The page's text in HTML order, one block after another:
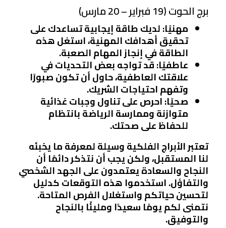
برج الحوت (19 فبراير – 20 مارس)
مهنيًا: لديك طاقة إيجابية تساعدك على
تحقيق أهدافك المهنية، استغل هذه
الطاقة في إنجاز المهام الصعبة.
عاطفيًا: قد تواجه بعض التحديات في
علاقتك العاطفية، حاول أن تكون صبورًا
وتفهم احتياجات الشريك.
صحيًا: احرص على تناول وجبات غذائية
متوازنة وممارسة الرياضة بانتظام
للحفاظ على صحتك.
تعتبر الأبراج الفلكية وسيلة لمعرفة ما يخبئه
لنا المستقبل، ولكن يجب أن نتذكر دائمًا أن
النجاح والسعادة يعتمدون على الجهد الشخصي
والتفاؤل. استخدموا هذه التوقعات كدليل
لتحسين حياتكم واستغلال الفرص المتاحة.
نتمنى لكم يومًا سعيدًا ومليئًا بالنجاح
والتوفيق.